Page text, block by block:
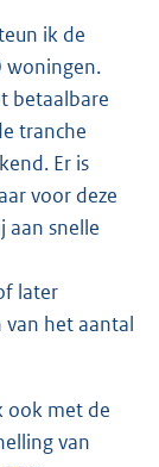
ik de
woningen.
betaalbare
tranche
Er is
voor deze
aan snelle
later
van het aantal
ook met de
van